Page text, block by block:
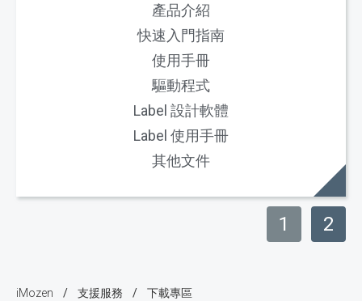
產品介紹
快速入門指南
使用手冊
驅動程式
Label 設計軟體
Label 使用手冊
其他文件
1 2
iMozen / / 下載專區